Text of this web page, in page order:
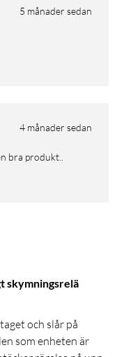
5 månader sedan
4 månader sedan
bra produkt..
skymningsrelä
och slår på
som enheten är